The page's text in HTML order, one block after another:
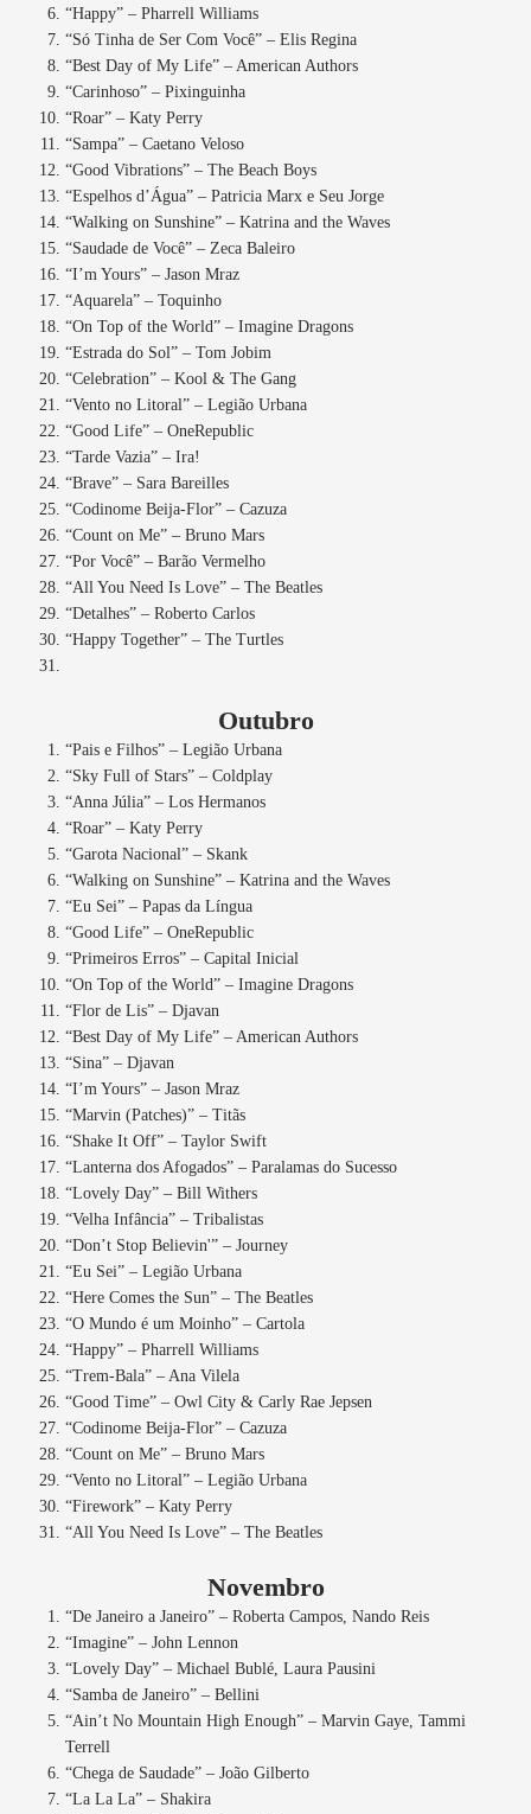
“Happy” – Pharrell Williams
“Só Tinha de Ser Com Você” – Elis Regina
“Best Day of My Life” – American Authors
“Carinhoso” – Pixinguinha
“Roar” – Katy Perry
“Sampa” – Caetano Veloso
“Good Vibrations” – The Beach Boys
“Espelhos d’Água” – Patricia Marx e Seu Jorge
“Walking on Sunshine” – Katrina and the Waves
“Saudade de Você” – Zeca Baleiro
“I’m Yours” – Jason Mraz
“Aquarela” – Toquinho
“On Top of the World” – Imagine Dragons
“Estrada do Sol” – Tom Jobim
“Celebration” – Kool & The Gang
“Vento no Litoral” – Legião Urbana
“Good Life” – OneRepublic
“Tarde Vazia” – Ira!
“Brave” – Sara Bareilles
“Codinome Beija-Flor” – Cazuza
“Count on Me” – Bruno Mars
“Por Você” – Barão Vermelho
“All You Need Is Love” – The Beatles
“Detalhes” – Roberto Carlos
“Happy Together” – The Turtles
Outubro
“Pais e Filhos” – Legião Urbana
“Sky Full of Stars” – Coldplay
“Anna Júlia” – Los Hermanos
“Roar” – Katy Perry
“Garota Nacional” – Skank
“Walking on Sunshine” – Katrina and the Waves
“Eu Sei” – Papas da Língua
“Good Life” – OneRepublic
“Primeiros Erros” – Capital Inicial
“On Top of the World” – Imagine Dragons
“Flor de Lis” – Djavan
“Best Day of My Life” – American Authors
“Sina” – Djavan
“I’m Yours” – Jason Mraz
“Marvin (Patches)” – Titãs
“Shake It Off” – Taylor Swift
“Lanterna dos Afogados” – Paralamas do Sucesso
“Lovely Day” – Bill Withers
“Velha Infância” – Tribalistas
“Don’t Stop Believin'” – Journey
“Eu Sei” – Legião Urbana
“Here Comes the Sun” – The Beatles
“O Mundo é um Moinho” – Cartola
“Happy” – Pharrell Williams
“Trem-Bala” – Ana Vilela
“Good Time” – Owl City & Carly Rae Jepsen
“Codinome Beija-Flor” – Cazuza
“Count on Me” – Bruno Mars
“Vento no Litoral” – Legião Urbana
“Firework” – Katy Perry
“All You Need Is Love” – The Beatles
Novembro
“De Janeiro a Janeiro” – Roberta Campos, Nando Reis
“Imagine” – John Lennon
“Lovely Day” – Michael Bublé, Laura Pausini
“Samba de Janeiro” – Bellini
“Ain’t No Mountain High Enough” – Marvin Gaye, Tammi
Terrell
“Chega de Saudade” – João Gilberto
“La La La” – Shakira